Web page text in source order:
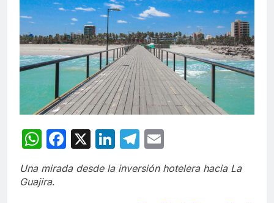
WhatsApp
Facebook
X LinkedIn
Telegram
Una mirada desde la inversión hotelera hacia La
Guajira.